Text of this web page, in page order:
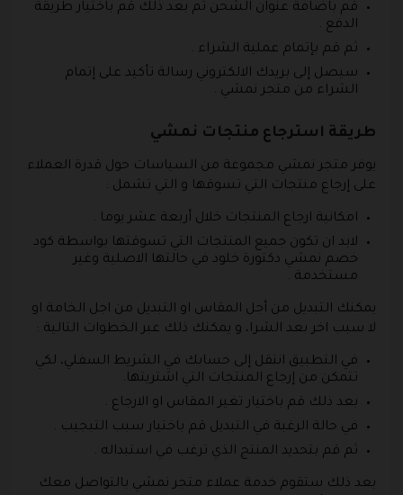
قم باضافة عنوان الشحن ثم بعد ذلك قم باختيار طريقة
الدفع .
ثم قم بإتمام عملية الشراء .
سيصل إلى بريدك الالكتروني رسالة تأكيد على إتمام
الشراء من متجر نمشي .
طريقة استرجاع منتجات نمشي
يوفر متجر نمشي مجموعة من السياسات حول قدرة العملاء
على إرجاع منتجات التي تسوقها و التي تشمل :
امكانية ارجاع المنتجات خلال أربعة عشر يوما .
لابد ان تكون جميع المنتجات التي تسوقتها بواسطة كود
خصم نمشي دكتورة خلود في حالتها الاصلية وغير
مستخدمة .
يمكنك التبديل من أجل المقاس او التبديل من اجل الخامة او
لا سبب اخر بعد الشرا، و يمكنك ذلك عبر الخطوات التالية :
في التطبيق انتقل إلى حسابك في الشريط السفلي، لكي
تتمكن من إرجاع المنتجات التي اشتريتها.
بعد ذلك قم باختيار تغير المقاس او الارجاع .
في حالة الرغبة في التبديل قم باختيار سبب التبجيب .
ثم قم بتحديد المنتج الذي ترغب في استبداله .
بعد ذلك ستقوم خدمة عملاء متجر نمشي بالتواصل معك